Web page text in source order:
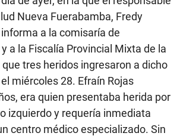
Nueva Fuerabamba, Fredy
a la comisaría de
a la Fiscalía Provincial Mixta de la
tres heridos ingresaron a dicho
miércoles 28. Efraín Rojas
era quien presentaba herida por
izquierdo y requería inmediata
centro médico especializado. Sin